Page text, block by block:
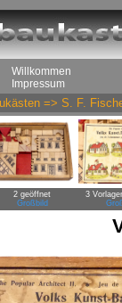
Willkommen
Impressum
=> S. F.
2 geöffnet
Großbild
3